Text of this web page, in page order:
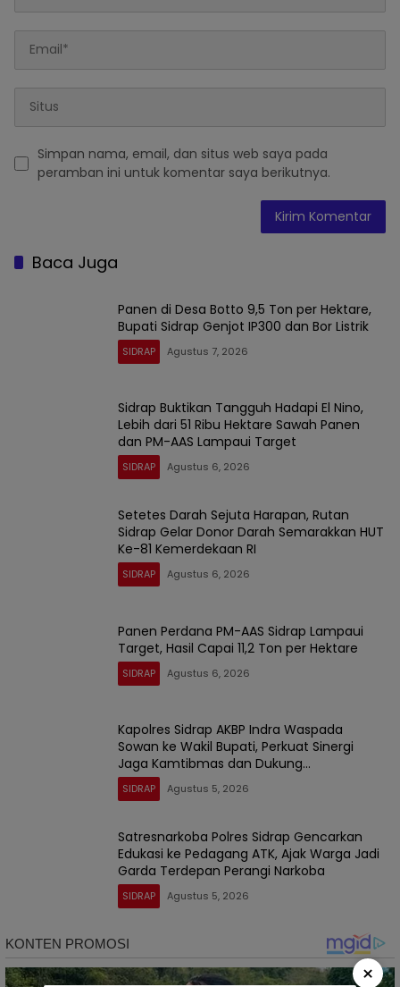
Simpan nama, email, dan situs web saya pada
peramban ini untuk komentar saya berikutnya.
Baca Juga
Panen di Desa Botto 9,5 Ton per Hektare,
Bupati Sidrap Genjot IP300 dan Bor Listrik
SIDRAP Agustus 7, 2026
Sidrap Buktikan Tangguh Hadapi El Nino,
Lebih dari 51 Ribu Hektare Sawah Panen
dan PM-AAS Lampaui Target
SIDRAP Agustus 6, 2026
Setetes Darah Sejuta Harapan, Rutan
Sidrap Gelar Donor Darah Semarakkan HUT
Ke-81 Kemerdekaan RI
SIDRAP Agustus 6, 2026
Panen Perdana PM-AAS Sidrap Lampaui
Target, Hasil Capai 11,2 Ton per Hektare
SIDRAP Agustus 6, 2026
Kapolres Sidrap AKBP Indra Waspada
Sowan ke Wakil Bupati, Perkuat Sinergi
Jaga Kamtibmas dan Dukung
Pembangunan
SIDRAP Agustus 5, 2026
Satresnarkoba Polres Sidrap Gencarkan
Edukasi ke Pedagang ATK, Ajak Warga Jadi
Garda Terdepan Perangi Narkoba
SIDRAP Agustus 5, 2026
×